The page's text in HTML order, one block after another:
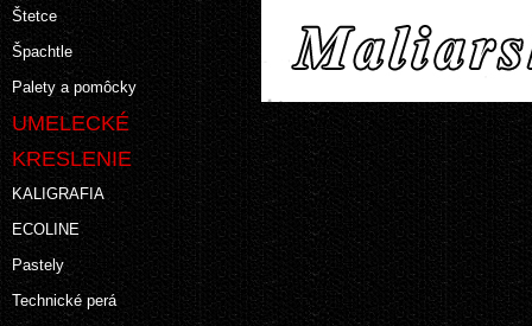
Štetce
Špachtle
Palety a pomôcky
UMELECKÉ
KRESLENIE
KALIGRAFIA
ECOLINE
Pastely
Technické perá